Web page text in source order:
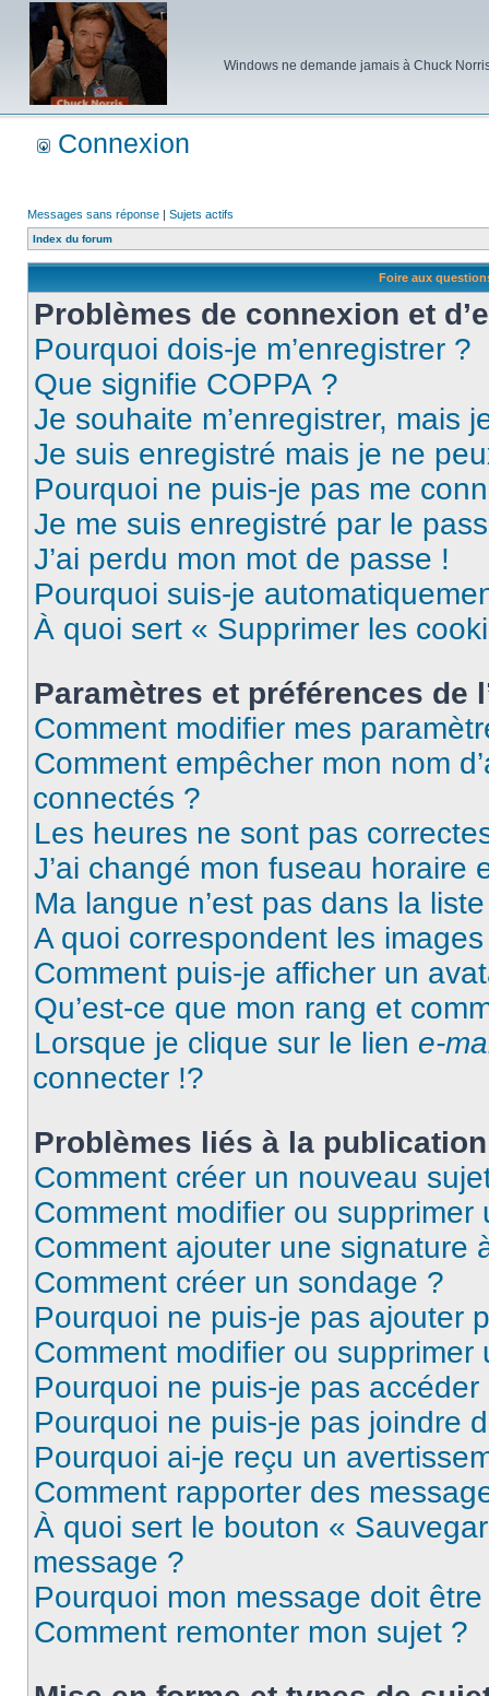
Windows ne demande jamais à Chuck
Connexion
Messages sans réponse | Sujets actifs
Index du forum
Foire aux
Problèmes de connexion et
Pourquoi dois-je m’enregistrer ?
Que signifie COPPA ?
Je souhaite m’enregistrer, mais
Je suis enregistré mais je ne
Pourquoi ne puis-je pas me
Je me suis enregistré par le
J’ai perdu mon mot de passe !
Pourquoi suis-je
À quoi sert « Supprimer les
Paramètres et préférences de
Comment modifier mes
Comment empêcher mon nom
connectés ?
Les heures ne sont pas
J’ai changé mon fuseau horaire
Ma langue n’est pas dans la
A quoi correspondent les
Comment puis-je afficher un
Qu’est-ce que mon rang et
Lorsque je clique sur le lien e-
connecter !?
Problèmes liés à la
Comment créer un nouveau
Comment modifier ou supprimer
Comment ajouter une signature
Comment créer un sondage ?
Pourquoi ne puis-je pas ajouter
Comment modifier ou supprimer
Pourquoi ne puis-je pas
Pourquoi ne puis-je pas joindre
Pourquoi ai-je reçu un
Comment rapporter des
À quoi sert le bouton «
message ?
Pourquoi mon message doit
Comment remonter mon sujet ?